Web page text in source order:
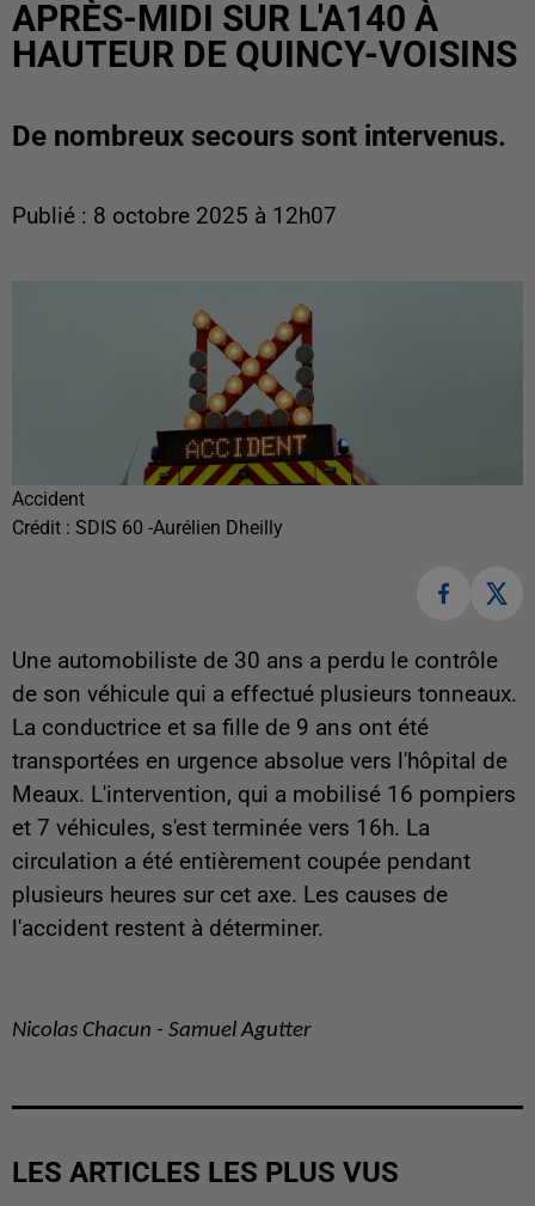
APRÈS-MIDI SUR L'A140 À
HAUTEUR DE QUINCY-VOISINS
De nombreux secours sont intervenus.
Publié : 8 octobre 2025 à 12h07
Accident
Crédit : SDIS 60 -Aurélien Dheilly
Une automobiliste de 30 ans a perdu le contrôle
de son véhicule qui a effectué plusieurs tonneaux.
La conductrice et sa fille de 9 ans ont été
transportées en urgence absolue vers l'hôpital de
Meaux. L'intervention, qui a mobilisé 16 pompiers
et 7 véhicules, s'est terminée vers 16h. La
circulation a été entièrement coupée pendant
plusieurs heures sur cet axe. Les causes de
l'accident restent à déterminer.
Nicolas Chacun - Samuel Agutter
LES ARTICLES LES PLUS VUS